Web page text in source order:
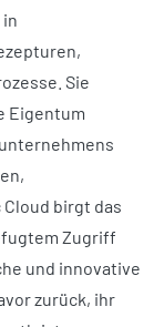
Sie
Eigentum
birgt das
Zugriff
und innovative
zurück, ihr